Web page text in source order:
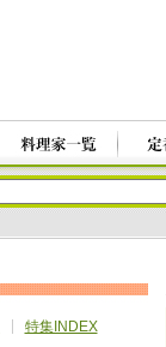
特集INDEX